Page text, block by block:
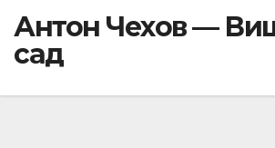
Антон Чехов —
сад